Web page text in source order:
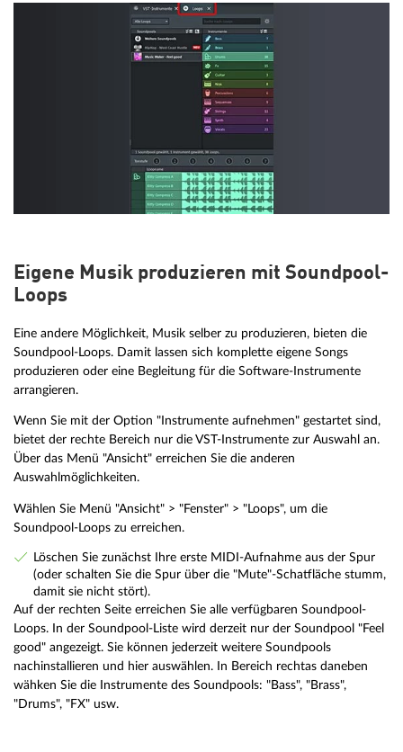
Eigene Musik produzieren mit Soundpool-
Loops
Eine andere Möglichkeit, Musik selber zu produzieren, bieten die
Soundpool-Loops. Damit lassen sich komplette eigene Songs
produzieren oder eine Begleitung für die Software-Instrumente
arrangieren.
Wenn Sie mit der Option "Instrumente aufnehmen" gestartet sind,
bietet der rechte Bereich nur die VST-Instrumente zur Auswahl an.
Über das Menü "Ansicht" erreichen Sie die anderen
Auswahlmöglichkeiten.
Wählen Sie Menü "Ansicht" > "Fenster" > "Loops", um die
Soundpool-Loops zu erreichen.
Löschen Sie zunächst Ihre erste MIDI-Aufnahme aus der Spur
(oder schalten Sie die Spur über die "Mute"-Schatfläche stumm,
damit sie nicht stört).
Auf der rechten Seite erreichen Sie alle verfügbaren Soundpool-
Loops. In der Soundpool-Liste wird derzeit nur der Soundpool "Feel
good" angezeigt. Sie können jederzeit weitere Soundpools
nachinstallieren und hier auswählen. In Bereich rechtas daneben
wähken Sie die Instrumente des Soundpools: "Bass", "Brass",
"Drums", "FX" usw.